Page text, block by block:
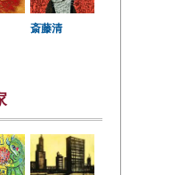
斎藤清